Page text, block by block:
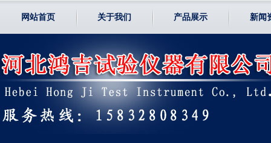
网站首页 关于我们 产品展示 新闻